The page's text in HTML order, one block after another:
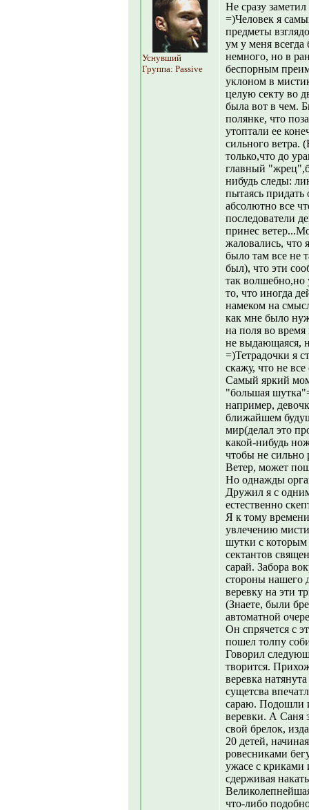
Уснувший
Группа: Passive
Не сразу
=)Человек я
предметы
ум у меня
немного, но в
беспорным
уклоном в
целую секту во
была вот в чем.
полянке, что
утоптали ее
сильного ветра.
только,что до
главный
нибудь следы:
пытаясь
абсолютно все
последователи
принес
жаловались, что
было там все не
был), что эти
так волшебно,но
то, что иногда
намеком на
как мне было
на поля во
не выдающаяся,
=)Тетрадочки я
скажу, что не
Самый яркий
"большая
например,
ближайшем
мир(делал это
какой-нибудь
чтобы не сильно
Ветер, может
Но однажды
Дружил я с
естественно
Я к тому
увлечению
шутки с которым
сектантов
сарай. Забора
стороны нашего
веревку на эти
(Знаете, были
автоматной
Он спрячется с
пошел толпу
Говорил
творится.
веревка
сущетсва
сараю. Подошли
веревки. А Саня
свой брелок,
20 детей,
ровесниками
ужасе с криками
сдерживая
что-либо